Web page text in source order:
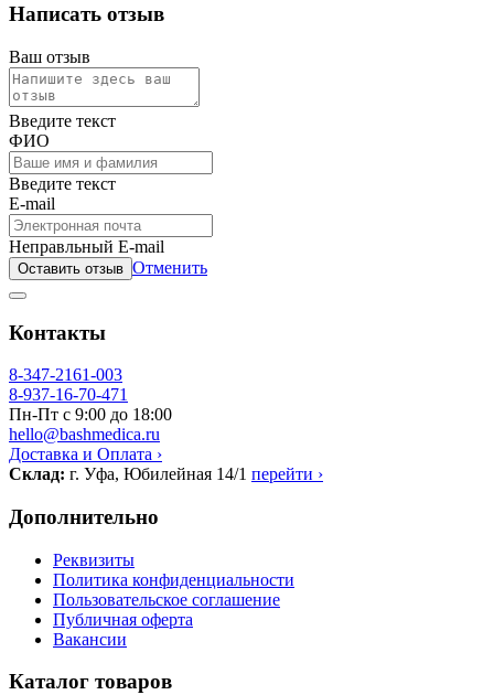
Написать отзыв
Ваш отзыв
Введите текст
ФИО
Введите текст
E-mail
Неправльный E-mail
Оставить отзыв Отменить
Контакты
8-347-2161-003
8-937-16-70-471
Пн-Пт с 9:00 до 18:00
hello@bashmedica.ru
Доставка и Оплата ›
Склад: г. Уфа, Юбилейная 14/1 перейти ›
Дополнительно
Реквизиты
Политика конфиденциальности
Пользовательское соглашение
Публичная оферта
Вакансии
Каталог товаров